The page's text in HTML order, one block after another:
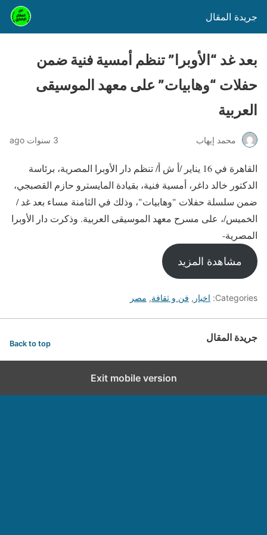
جريدة المقال
بعد غد “الأوبرا” تنظم أمسية فنية ضمن
حفلات “وهابيات” على معهد الموسيقى
العربية
محمد إيهاب 3 سنوات ago
القاهرة في 16 يناير /أ ش أ/ تنظم دار الأوبرا المصرية، برئاسة
الدكتور خالد داغر، أمسية فنية، بقيادة المايسترو حازم القصبجي،
ضمن سلسلة حفلات "وهابيات"، وذلك في الثامنة مساء بعد غد /
الخميس/، على مسرح معهد الموسيقى العربية. وذكرت دار الأوبرا
المصرية-
مشاهدة المزيد
Categories: اخبار , فن و ثقافة, مصر
جريدة المقال Back to top
Exit mobile version